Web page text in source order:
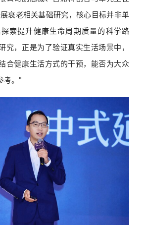
衰老相关基础研究，核心目标并非单
索提升健康生命周期质量的科学路
究，正是为了验证真实生活场景中，
合健康生活方式的干预，能否为大众
考。"